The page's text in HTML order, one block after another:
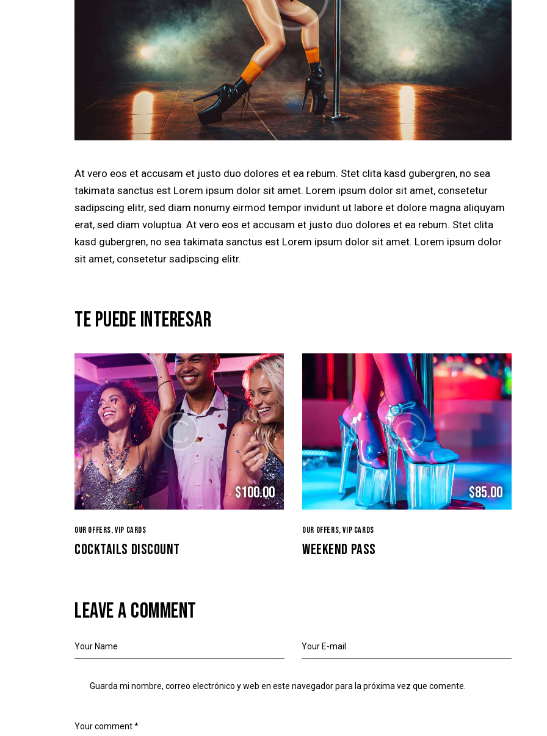
At vero eos et accusam et justo duo dolores et ea rebum. Stet clita kasd gubergren, no sea
takimata sanctus est Lorem ipsum dolor sit amet. Lorem ipsum dolor sit amet, consetetur
sadipscing elitr, sed diam nonumy eirmod tempor invidunt ut labore et dolore magna aliquyam
erat, sed diam voluptua. At vero eos et accusam et justo duo dolores et ea rebum. Stet clita
kasd gubergren, no sea takimata sanctus est Lorem ipsum dolor sit amet. Lorem ipsum dolor
sit amet, consetetur sadipscing elitr.
TE PUEDE INTERESAR
$100.00
COCKTAILS DISCOUNT
OUR OFFERS,VIP CARDS
$85.00
WEEKEND PASS
OUR OFFERS,VIP CARDS
LEAVE A COMMENT
Guarda mi nombre, correo electrónico y web en este navegador para la próxima vez que comente.